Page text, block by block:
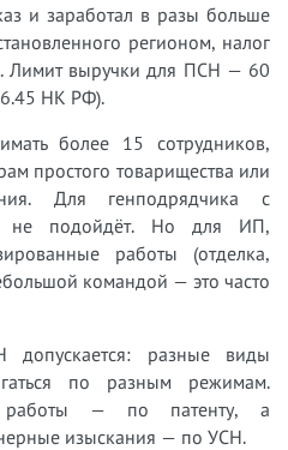
и заработал в разы больше
регионом, налог
Лимит выручки для ПСН — 60
НК РФ).
более 15 сотрудников,
простого товарищества или
Для генподрядчика с
не подойдёт. Но для ИП,
работы (отделка,
командой — это часто
разные виды
по разным режимам.
работы — по патенту, а
изыскания — по УСН.